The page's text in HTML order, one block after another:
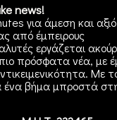
news!
για άμεση και
από έμπειρους
εργάζεται
πρόσφατα νέα, με
Με
ένα βήμα μπροστά